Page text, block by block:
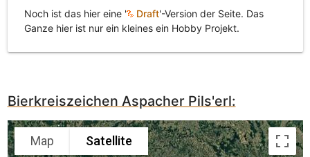
Noch ist das hier eine ' Draft'-Version der Seite. Das
Ganze hier ist nur ein kleines ein Hobby Projekt.
Bierkreiszeichen Aspacher Pils'erl:
Map Satellite